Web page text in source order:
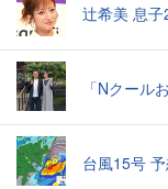
辻希美 息
「Nクール
台風15号